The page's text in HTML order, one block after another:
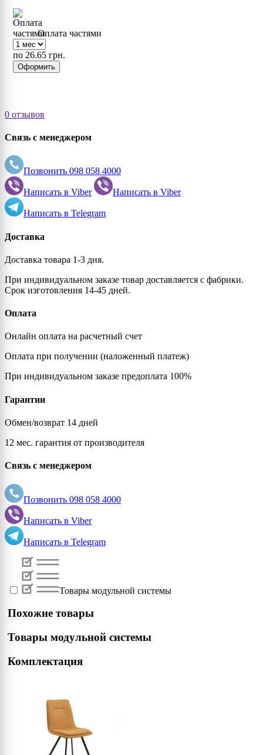
Оплата частями
по 26.65 грн.
Оформить
0 отзывов
Связь с менеджером
Позвонить 098 058 4000
Написать в Viber Написать в Viber
Написать в Telegram
Доставка
Доставка товара 1-3 дня.
При индивидуальном заказе товар доставляется с фабрики.
Срок изготовления 14-45 дней.
Оплата
Онлайн оплата на расчетный счет
Оплата при получении (наложенный платеж)
При индивидуальном заказе предоплата 100%
Гарантии
Обмен/возврат 14 дней
12 мес. гарантия от производителя
Связь с менеджером
Позвонить 098 058 4000
Написать в Viber
Написать в Telegram
Товары модульной системы
Похожие товары
Товары модульной системы
Комплектация